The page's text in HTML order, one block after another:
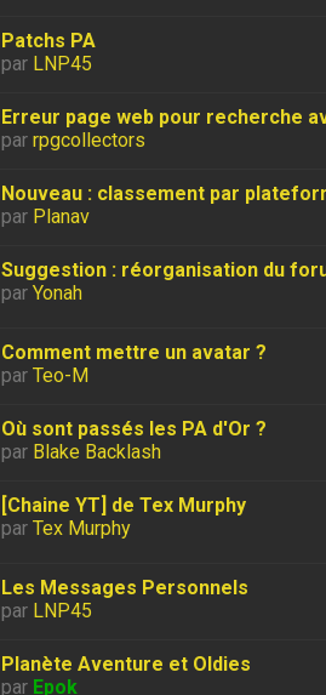
Patchs PA
par LNP45
Erreur page web pour recherche
par rpgcollectors
Nouveau : classement par
par Planav
Suggestion : réorganisation du
par Yonah
Comment mettre un avatar ?
par Teo-M
Où sont passés les PA d'Or ?
par Blake Backlash
[Chaine YT] de Tex Murphy
par Tex Murphy
Les Messages Personnels
par LNP45
Planète Aventure et Oldies
par Epok